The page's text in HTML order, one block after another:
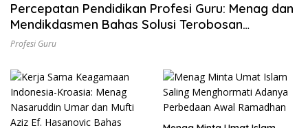
Percepatan Pendidikan Profesi Guru: Menag dan
Mendikdasmen Bahas Solusi Terobosan
Sertifikasi Guru Agama
Profesi Guru